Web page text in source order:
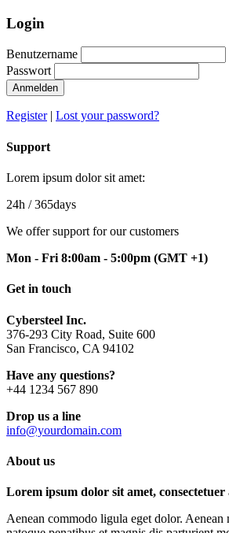
Login
Benutzername
Passwort
Anmelden
Register| Lost your password?
Support
Lorem ipsum dolor sit amet:
24h / 365days
We offer support for our customers
Mon - Fri 8:00am - 5:00pm (GMT +1)
Get in touch
Cybersteel Inc.
376-293 City Road, Suite 600
San Francisco, CA 94102
Have any questions?
+44 1234 567 890
Drop us a line
info@yourdomain.com
About us
Lorem ipsum dolor sit amet,
Aenean commodo ligula eget dolor. Aenean